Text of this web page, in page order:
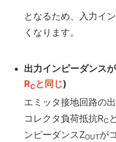
となるため、入力イ
くなります。
出力インピーダンスが
RCと同じ)
エミッタ接地回路の
コレクタ負荷抵抗RC
ンピーダンスZOUTが